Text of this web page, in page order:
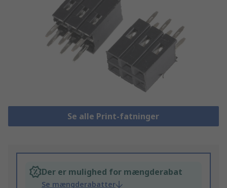
Se alle Print-fatninger
Der er mulighed for mængderabat
Se mængderabatter